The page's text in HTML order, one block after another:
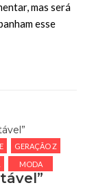
mas será
esse
GERAÇÃO Z
MODA